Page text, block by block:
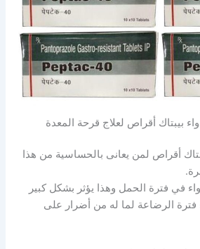
بيبتاك أقراص لعلاج قرحة المعدة
أقراص لمن يعانى بالحساسية من هذا
في فترة الحمل وهذا يؤثر بشكل كبير
فترة الرضاعة لما له من أضرار على